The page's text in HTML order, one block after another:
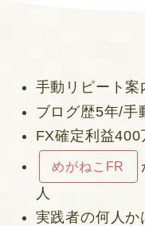
手動リピート案
ブログ歴5年/手
FX確定利益400
めがねこFR
人
実践者の何人